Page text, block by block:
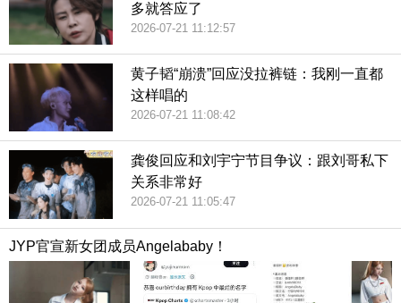
多就答应了
2026-07-21 11:12:57
黄子韬“崩溃”回应没拉裤链：我刚一直都
这样唱的
2026-07-21 11:08:42
龚俊回应和刘宇宁节目争议：跟刘哥私下
关系非常好
2026-07-21 11:05:47
JYP官宣新女团成员Angelababy！